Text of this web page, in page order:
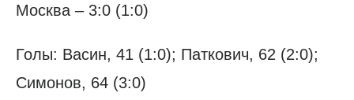
Москва – 3:0 (1:0)
Голы: Васин, 41 (1:0); Паткович, 62 (2:0);
Симонов, 64 (3:0)